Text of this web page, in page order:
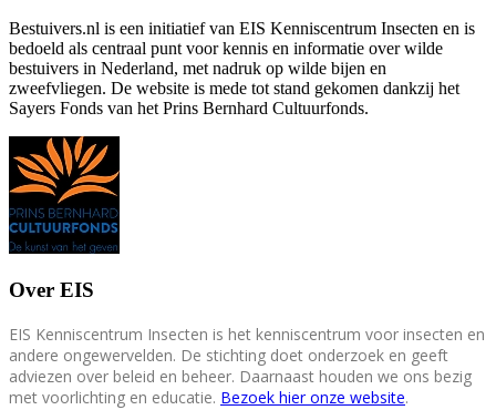
Bestuivers.nl is een initiatief van EIS Kenniscentrum Insecten en is
bedoeld als centraal punt voor kennis en informatie over wilde
bestuivers in Nederland, met nadruk op wilde bijen en
zweefvliegen. De website is mede tot stand gekomen dankzij het
Sayers Fonds van het Prins Bernhard Cultuurfonds.
Over EIS
EIS Kenniscentrum Insecten is het kenniscentrum voor insecten en
andere ongewervelden. De stichting doet onderzoek en geeft
adviezen over beleid en beheer. Daarnaast houden we ons bezig
met voorlichting en educatie. Bezoek hier onze website.